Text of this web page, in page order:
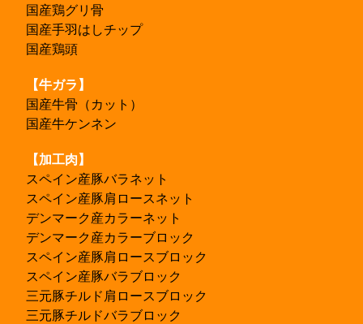
国産鶏グリ骨
国産手羽はしチップ
国産鶏頭
【牛ガラ】
国産牛骨（カット）
国産牛ケンネン
【加工肉】
スペイン産豚バラネット
スペイン産豚肩ロースネット
デンマーク産カラーネット
デンマーク産カラーブロック
スペイン産豚肩ロースブロック
スペイン産豚バラブロック
三元豚チルド肩ロースブロック
三元豚チルドバラブロック